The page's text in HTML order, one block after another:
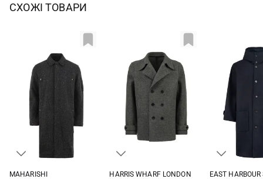
СХОЖІ ТОВАРИ
MAHARISHI
HARRIS WHARF LONDON
EAST HARBOUR